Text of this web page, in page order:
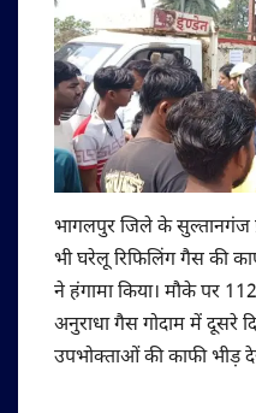
भागलपुर जिले के सुल्तानगंज
भी घरेलू रिफिलिंग गैस की
ने हंगामा किया। मौके पर
अनुराधा गैस गोदाम में दूसरे
उपभोक्ताओं की काफी भीड़